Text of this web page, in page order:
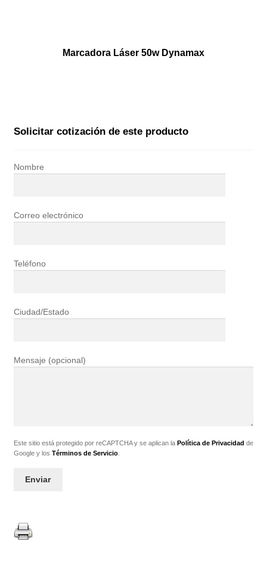
Marcadora Láser 50w Dynamax
Solicitar cotización de este producto
Nombre
Correo electrónico
Teléfono
Ciudad/Estado
Mensaje (opcional)
Este sitio está protegido por reCAPTCHA y se aplican la Política de Privacidad de
Google y los Términos de Servicio.